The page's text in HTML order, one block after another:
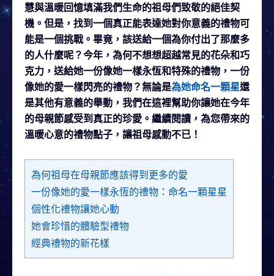
慧與溫暖回憶填滿我們生命的祖母們致敬的絕佳契
機。但是，找到一個真正能表達她對你意義的禮物可
能是一個挑戰。畢竟，該送給一個為你付出了那麼多
的人什麼呢？今年，為何不想想超越常見的花朵和巧
克力，送給她一份像她一樣永恆和特殊的禮物，一份
像她的愛一樣閃亮的禮物？無論是為她命名一顆星還
是其他有意義的舉動，我們在這裡幫助你讓她在今年
的母親節感受到真正的珍愛。繼續閱讀，為您帶來的
溫暖心意的禮物點子，讓祖母感動不已！
為何祖母在母親節應該得到更多的愛
一份像她的愛一樣永恆的禮物：命名一顆星星
個性化禮物讓她心動
她會珍惜的體驗型禮物
經典禮物的新花樣